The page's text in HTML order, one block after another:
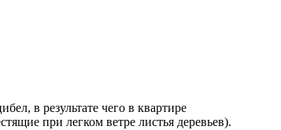
в результате чего в квартире
при легком ветре листья деревьев).